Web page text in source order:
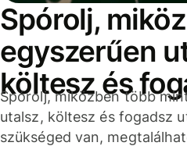
Spórolj,
egyszerűen
költesz és
Spórolj, miközben több
utalsz, költesz és fogadsz
szükséged van,